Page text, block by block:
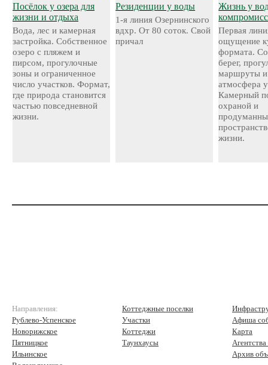
Посёлок у озера для
жизни и отдыха
Вода, лес и камерная
застройка. Собственное
озеро с пляжем и
пирсом, прогулочные
зоны и ограниченное
число участков. Формат,
где природа становится
частью повседневной
жизни.
Резиденции у воды
1-я линия Озернинского
вдхр. От 80 соток. Свой
причал
Жизнь у
Первая
ощущение
формата.
берег,
маршруты и
атмосфера
Камерный
охраной и
жизни.
Направления:
Рублево-Успенское
Новорижское
Пятницкое
Ильинское
Коттеджные поселки
Участки
Коттеджи
Таунхаусы
Афиша
Карта
Архив